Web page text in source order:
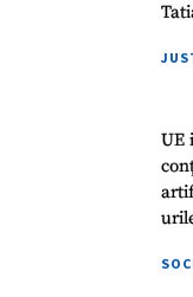
UE
TRIMITE ȘTIREA